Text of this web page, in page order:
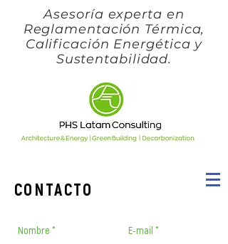
Asesoría experta en
Reglamentación Térmica,
Calificación Energética y
Sustentabilidad.
CONTACTO